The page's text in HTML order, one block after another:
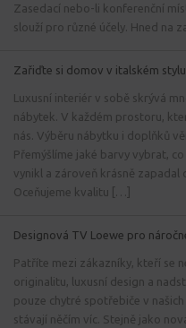
Zasedací nebo-li konferenční
slouží pro různé účely. Hned na
Zařiďte si domov v italském stylu
Luxusní interiér v sobě skrývá
nábytek. V každém prostoru,
nás. Výběru nábytku i doplňků
Přemýšlíme jaké barvy vybrat,
vynikl a zároveň krásně zapadal
Oceňujeme kvalitu […]
Designová TV Loewe pro
Patříte mezi zákazníky, kteří se
originalitu, luxusní design a
pouze chytré spotřebiče v
stávají něčím víc. Stejně jako